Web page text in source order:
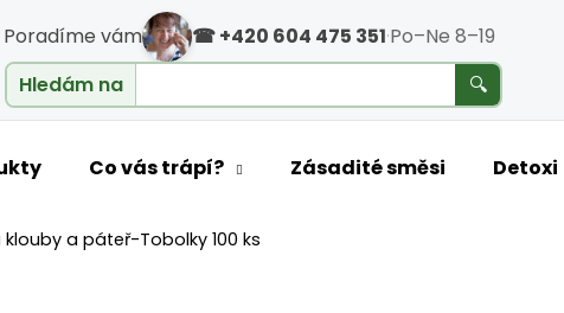
Poradíme vám ☎ +420 604 475 351·Po–Ne 8–19
Hledám na
🔍
Co vás trápí? Zásadité směsi
klouby a páteř-Tobolky 100 ks
potřebujete najít?